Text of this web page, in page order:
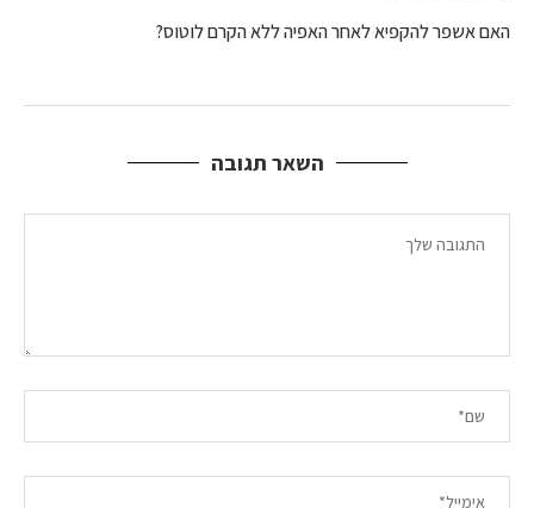
האם אשפר להקפיא לאחר האפיה ללא הקרם לוטוס?
השאר תגובה